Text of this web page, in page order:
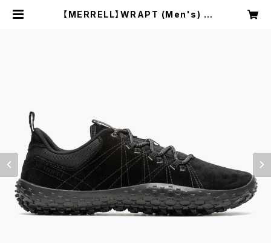
【MERRELL】WRAPT (Men's) |